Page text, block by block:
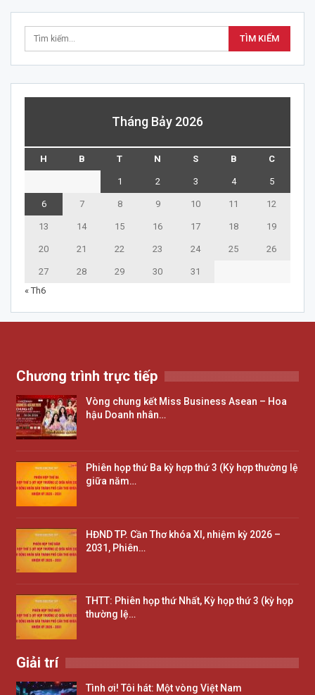
Tháng Bảy 2026
H B T N S B C
1 2 3 4 5
6 7 8 9 10 11 12
13 14 15 16 17 18 19
20 21 22 23 24 25 26
27 28 29 30
31
« Th6
Chương trình trực tiếp
Vòng chung kết Miss Business Asean – Hoa
hậu Doanh nhân…
Phiên họp thứ Ba kỳ hợp thứ 3 (Kỳ hợp thường lệ
giữa năm…
HĐND TP. Cần Thơ khóa XI, nhiệm kỳ 2026 –
2031, Phiên…
THTT: Phiên họp thứ Nhất, Kỳ họp thứ 3 (kỳ họp
thường lệ…
Giải trí
Tình ơi! Tôi hát: Một vòng Việt Nam